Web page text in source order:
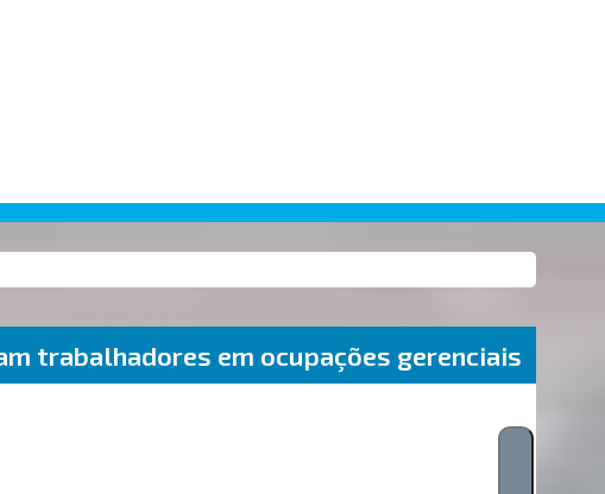
trabalhadores em ocupações gerenciais